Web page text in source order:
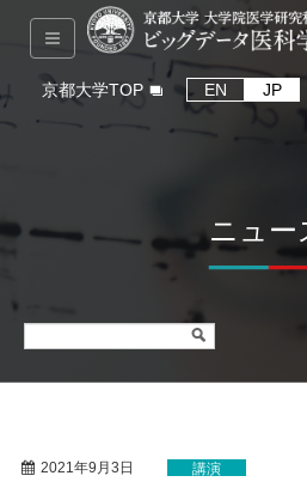
京都大学TOP EN JP
ニュー
2021年9月3日 講演